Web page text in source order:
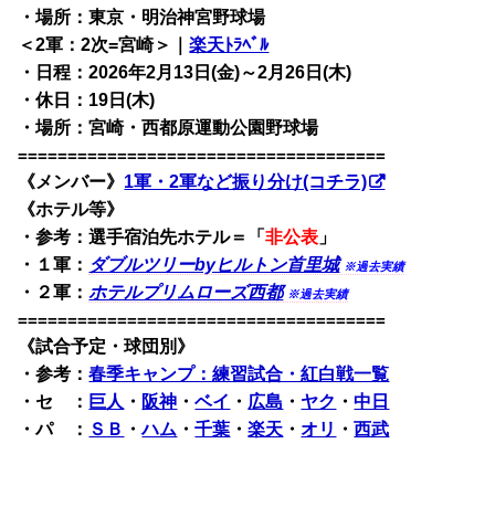
・場所：東京・明治神宮野球場
＜2軍：2次=宮崎＞｜楽天ﾄﾗﾍﾞﾙ
・日程：2026年2月13日(金)～2月26日(木)
・休日：19日(木)
・場所：宮崎・西都原運動公園野球場
=====================================
《メンバー》 1軍・2軍など振り分け(コチラ)
《ホテル等》
・参考：選手宿泊先ホテル＝「非公表 」
・１軍： ダブルツリーbyヒルトン首里城 ※過去実績
・２軍：ホテルプリムローズ西都 ※過去実績
=====================================
《試合予定・球団別》
・参考：春季キャンプ：練習試合・紅白戦一覧
・セ ： 巨人 ・ 阪神 ・ベイ ・ 広島 ・ ヤク ・中日
・パ ： ＳＢ ・ハム ・千葉 ・楽天 ・オリ ・西武